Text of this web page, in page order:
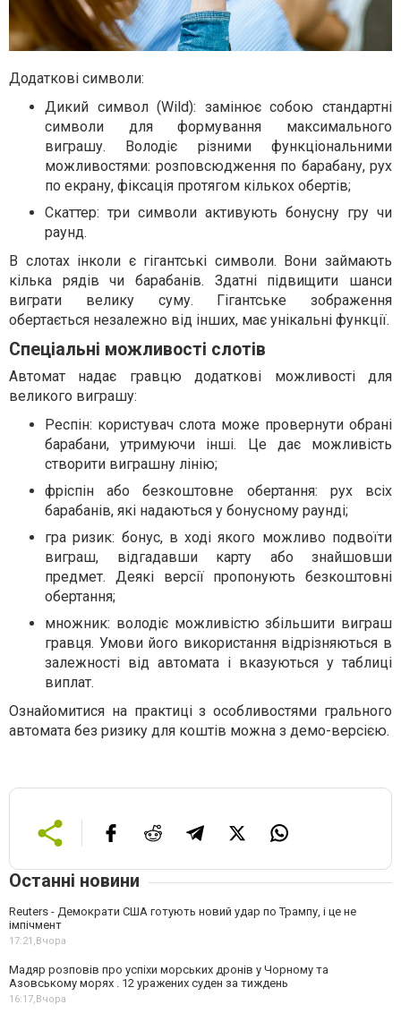
Додаткові символи:
Дикий символ (Wild): замінює собою стандартні
символи для формування максимального
виграшу. Володіє різними функціональними
можливостями: розповсюдження по барабану, рух
по екрану, фіксація протягом кількох обертів;
Скаттер: три символи активують бонусну гру чи
раунд.
В слотах інколи є гігантські символи. Вони займають
кілька рядів чи барабанів. Здатні підвищити шанси
виграти велику суму. Гігантське зображення
обертається незалежно від інших, має унікальні функції.
Спеціальні можливості слотів
Автомат надає гравцю додаткові можливості для
великого виграшу:
Респін: користувач слота може провернути обрані
барабани, утримуючи інші. Це дає можливість
створити виграшну лінію;
фріспін або безкоштовне обертання: рух всіх
барабанів, які надаються у бонусному раунді;
гра ризик: бонус, в ході якого можливо подвоїти
виграш, відгадавши карту або знайшовши
предмет. Деякі версії пропонують безкоштовні
обертання;
множник: володіє можливістю збільшити виграш
гравця. Умови його використання відрізняються в
залежності від автомата і вказуються у таблиці
виплат.
Ознайомитися на практиці з особливостями грального
автомата без ризику для коштів можна з демо-версією.
Останні новини
Reuters - Демократи США готують новий удар по Трампу, і це не
імпічмент
17:21, Вчора
Мадяр розповів про успіхи морських дронів у Чорному та
Азовському морях . 12 уражених суден за тиждень
16:17, Вчора